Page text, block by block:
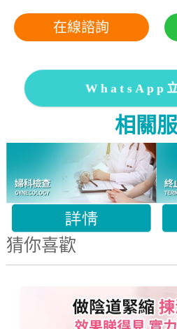
在線諮詢
WhatsApp
相關
猜你喜歡